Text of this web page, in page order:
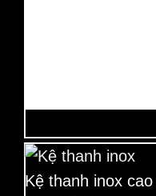
Kệ thanh inox cao